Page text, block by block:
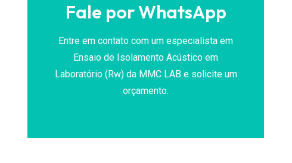
Fale por WhatsApp
Entre em contato com um especialista em
Ensaio de Isolamento Acústico em
Laboratório (Rw) da MMC LAB e solicite um
orçamento.